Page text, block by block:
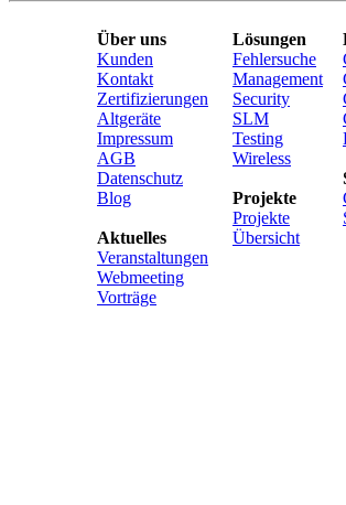
Über uns
Kunden
Kontakt
Zertifizierungen
Altgeräte
Impressum
AGB
Datenschutz
Blog
Aktuelles
Veranstaltungen
Webmeeting
Vorträge
Lösungen
Fehlersuche
Management
Security
SLM
Testing
Wireless
Projekte
Projekte
Übersicht